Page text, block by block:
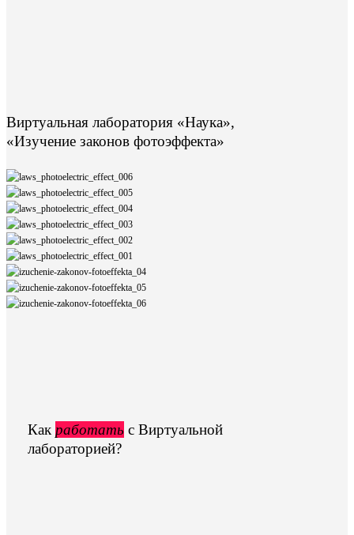
Виртуальная лаборатория «Наука»,
«Изучение законов фотоэффекта»
Как работать с Виртуальной
лабораторией?